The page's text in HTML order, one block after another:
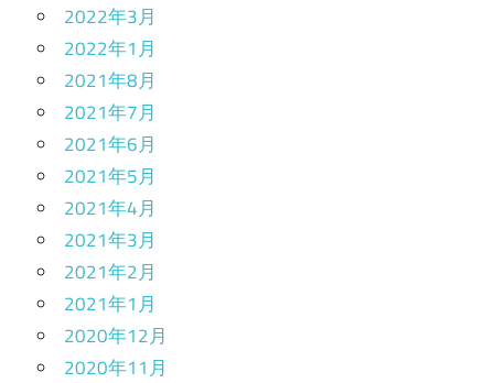
2022年3月
2022年1月
2021年8月
2021年7月
2021年6月
2021年5月
2021年4月
2021年3月
2021年2月
2021年1月
2020年12月
2020年11月